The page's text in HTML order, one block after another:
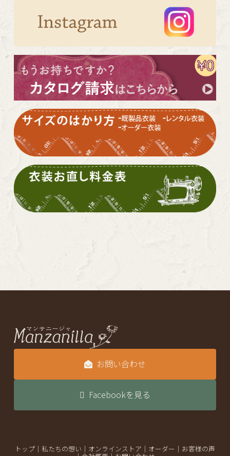
お問い合わせ
Facebookを見る
トップ｜ 私たちの想い オンラインストア オーダー
お客様の声